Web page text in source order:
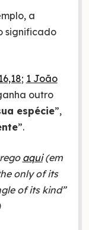
a
significado
; 1 João
outro
espécie”,
”.
aqui(em
only of its
of its kind”